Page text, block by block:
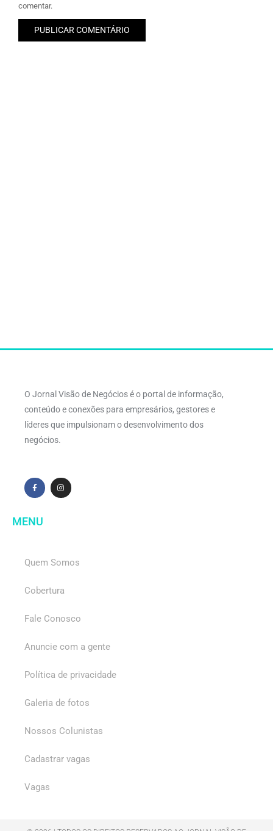
comentar.
O Jornal Visão de Negócios é o portal de informação,
conteúdo e conexões para empresários, gestores e
líderes que impulsionam o desenvolvimento dos
negócios.
MENU
Quem Somos
Cobertura
Fale Conosco
Anuncie com a gente
Política de privacidade
Galeria de fotos
Nossos Colunistas
Cadastrar vagas
Vagas